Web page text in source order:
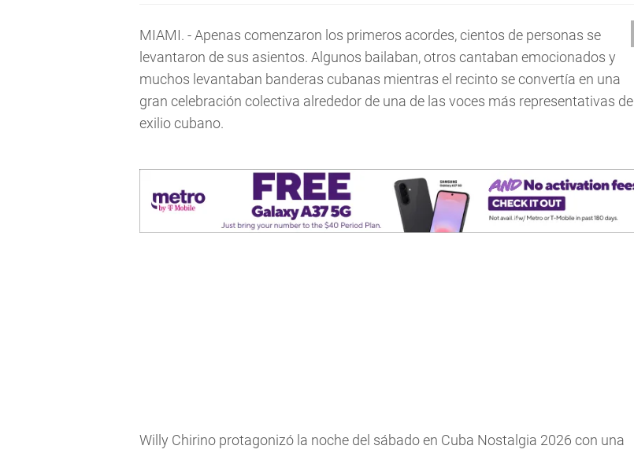
MIAMI. - Apenas comenzaron los primeros acordes, cientos de personas se
levantaron de sus asientos. Algunos bailaban, otros cantaban emocionados y
muchos levantaban banderas cubanas mientras el recinto se convertía en una
gran celebración colectiva alrededor de una de las voces más representativas del
exilio cubano.
Willy Chirino protagonizó la noche del sábado en Cuba Nostalgia 2026 con una